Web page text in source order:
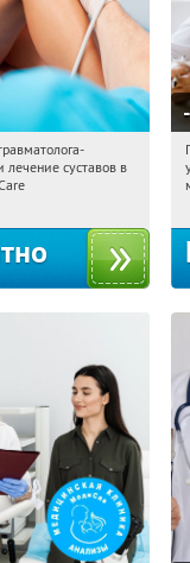
Получили:
лечение суставов в